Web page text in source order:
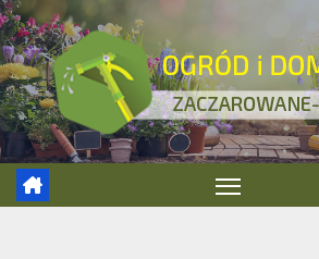
Skip
to
content